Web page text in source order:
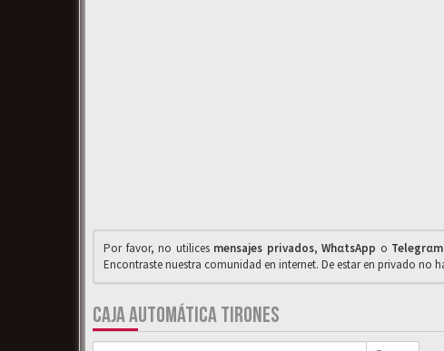
Por favor, no utilices mensajes privados,WhαtsApp o Telegrαm
Encontraste nuestra comunidad en internet. De estar en privado no
CAJA AUTOMÁTICA TIRONES